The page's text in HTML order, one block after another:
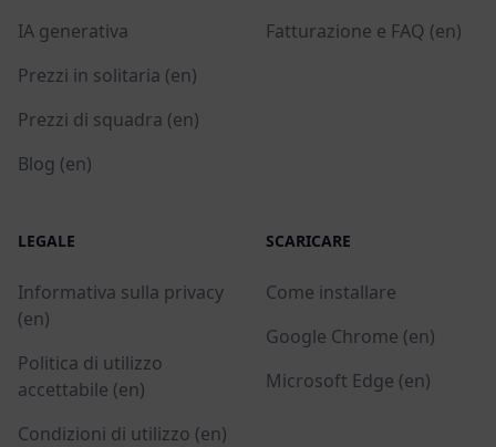
IA generativa
Prezzi in solitaria (en)
Prezzi di squadra (en)
Blog (en)
Fatturazione e FAQ (en)
LEGALE
Informativa sulla privacy
(en)
Politica di utilizzo
accettabile (en)
Condizioni di utilizzo (en)
SCARICARE
Come installare
Google Chrome (en)
Microsoft Edge (en)